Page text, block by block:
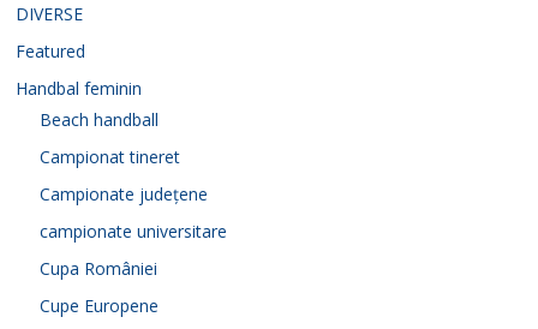
DIVERSE
Featured
Handbal feminin
Beach handball
Campionat tineret
Campionate județene
campionate universitare
Cupa României
Cupe Europene